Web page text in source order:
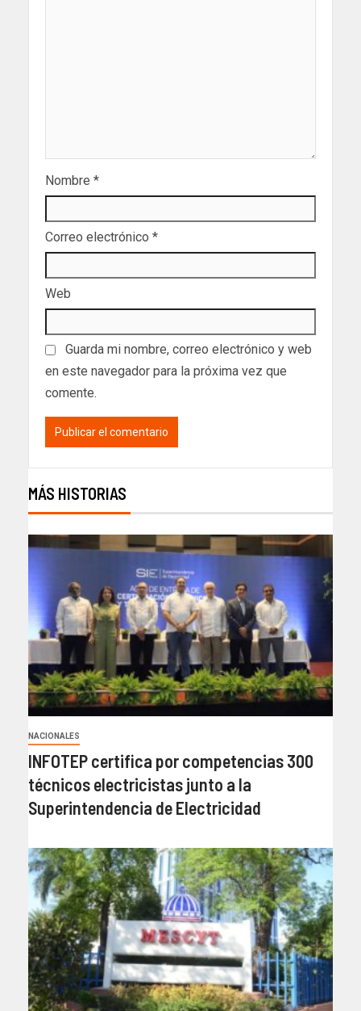
Nombre *
Correo electrónico *
Web
Guarda mi nombre, correo electrónico y web
en este navegador para la próxima vez que
comente.
MÁS HISTORIAS
NACIONALES
INFOTEP certifica por competencias 300
técnicos electricistas junto a la
Superintendencia de Electricidad